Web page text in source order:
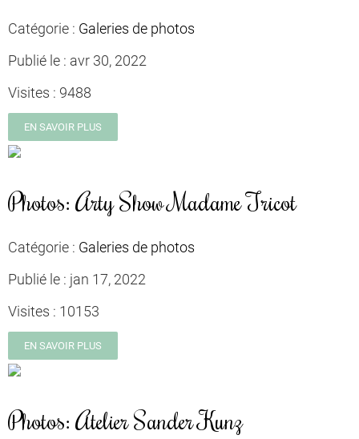
Catégorie : Galeries de photos
Publié le : avr 30, 2022
Visites : 9488
EN SAVOIR PLUS
Photos: Arty Show Madame Tricot
Catégorie : Galeries de photos
Publié le : jan 17, 2022
Visites : 10153
EN SAVOIR PLUS
Photos: Atelier Sander Kunz